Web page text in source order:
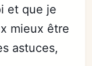
et que je
mieux être
astuces,